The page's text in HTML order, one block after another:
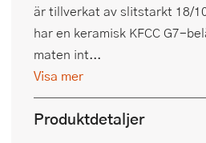
är tillverkat av slitstarkt 18/
har en keramisk KFCC G7-
maten int...
Visa mer
Produktdetaljer